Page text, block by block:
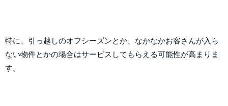
特に、引っ越しのオフシーズンとか、なかなかお客さんが入ら
ない物件とかの場合はサービスしてもらえる可能性が高まりま
す。